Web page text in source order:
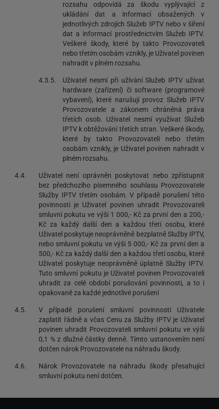
rozsahu odpovídá za škodu vyplývající z
ukládání dat a informací obsažených v
jednotlivých zdrojích Služeb IPTV nebo v šíření
dat a informací prostřednictvím Služeb IPTV.
Veškeré škody, které by takto Provozovateli
nebo třetím osobám vznikly, je Uživatel povinen
nahradit v plném rozsahu.
4.3.5.
Uživatel nesmí při užívání Služeb IPTV užívat
hardware (zařízení) či software (programové
vybavení), které narušují provoz Služeb IPTV
Provozovatele a zákonem chráněná práva
třetích osob. Uživatel nesmí využívat Služeb
IPTV k obtěžování třetích stran. Veškeré škody,
které by takto Provozovateli nebo třetím
osobám vznikly, je Uživatel povinen nahradit v
plném rozsahu.
4.4.
Uživatel není oprávněn poskytovat nebo zpřístupnit
bez předchozího písemného souhlasu Provozovatele
Služby IPTV třetím osobám. V případě porušení této
povinnosti je Uživatel povinen uhradit Provozovateli
smluvní pokutu ve výši 1 000,- Kč za první den a 200,-
Kč za každý další den a každou třetí osobu, které
Uživatel poskytuje neoprávněně bezplatně Služby IPTV,
nebo smluvní pokutu ve výši 5 000,- Kč za první den a
500,- Kč za každý další den a každou třetí osobu, které
Uživatel poskytuje neoprávněně úplatně Služby IPTV.
Tuto smluvní pokutu je Uživatel povinen Provozovateli
uhradit za celé období porušování povinnosti, a to i
opakovaně za každé jednotlivé porušení
4.5.
V případě porušení smluvní povinnosti Uživatele
zaplatit řádně a včas Cenu za Služby IPTV je Uživatel
povinen uhradit Provozovateli smluvní pokutu ve výši
0,1 % z dlužné částky denně. Tímto ustanovením není
dotčen nárok Provozovatele na náhradu škody.
4.6.
Nárok Provozovatele na náhradu škody přesahující
smluvní pokutu není dotčen.